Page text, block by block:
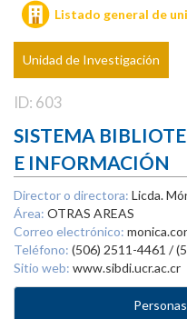
Listado general de
Unidad de Investigación
ID: 603
SISTEMA
E INFORMACIÓN
Director o directora: Licda.
Área: OTRAS AREAS
Correo electrónico:
Teléfono: (506) 2511-4461 /
Sitio web: www.sibdi.ucr.ac.cr